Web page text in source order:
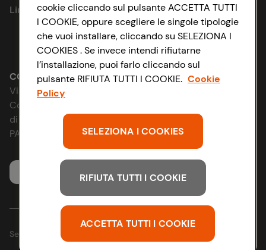
Cookie Policy
Impostazioni Cookie
Accessibilità
D&I e Parità di Genere
Strategia Fiscale
Link utili
Lavora con noi
Le cooperative
News & Approfondimenti
Richiami prodotto
Whistleblowing
CONAD SOCIETÀ COOPERATIVA
Via Michelino, 59 | 40127 BOLOGNA
Codice Fiscale e Registro Imprese
di Bologna 00865960157
PARTITA IVA 03320960374
Servizio clienti
Seguici sui Social:
cookie cliccando sul pulsante ACCETTA TUTTI
I COOKIE, oppure scegliere le singole tipologie
che vuoi installare, cliccando su SELEZIONA I
COOKIES . Se invece intendi rifiutarne
l’installazione, puoi farlo cliccando sul
pulsante RIFIUTA TUTTI I COOKIE. Cookie
Policy
SELEZIONA I COOKIES
RIFIUTA TUTTI I COOKIE
ACCETTA TUTTI I COOKIE